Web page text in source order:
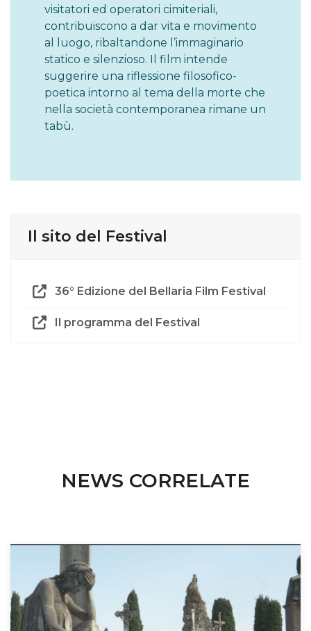
visitatori ed operatori cimiteriali,
contribuiscono a dar vita e movimento
al luogo, ribaltandone l’immaginario
statico e silenzioso. Il film intende
suggerire una riflessione filosofico-
poetica intorno al tema della morte che
nella società contemporanea rimane un
tabù.
Il sito del Festival
36° Edizione del Bellaria Film Festival
Il programma del Festival
NEWS CORRELATE